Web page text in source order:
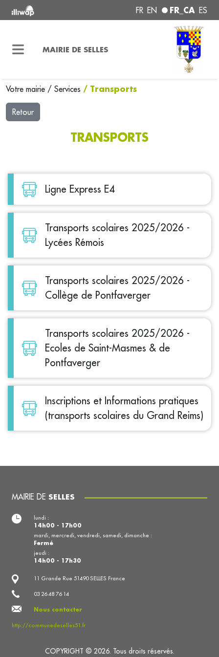
FR EN FR_CA ES
MAIRIE DE SELLES
Votre mairie / Services / Transports
Retour
TRANSPORTS
Ligne Express E4
Transports scolaires 2025/2026 -
Lycées Rémois
Transports scolaires 2025/2026 -
Collège de Pontfaverger
Transports scolaires 2025/2026 -
Ecoles de Saint-Masmes & de
Pontfaverger
Inscriptions et Informations pratiques
(transports scolaires du Grand Reims)
MAIRIE DE SELLES
11 Grande Rue 51490 SELLES France
03 26 48 76 14
Nous contacter
http://communedeselles51.fr
lundi :
14h00 - 17h00
mardi, mercredi, vendredi, samedi, dimanche :
Fermé
jeudi :
14h00 - 17h30
COPYRIGHT © 2026. Tous droits réservés.